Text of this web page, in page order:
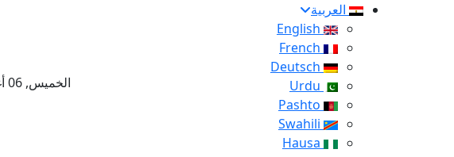
العربية
الخميس, 06 أغسطس 2026 – 23 صفر 1448 هـ